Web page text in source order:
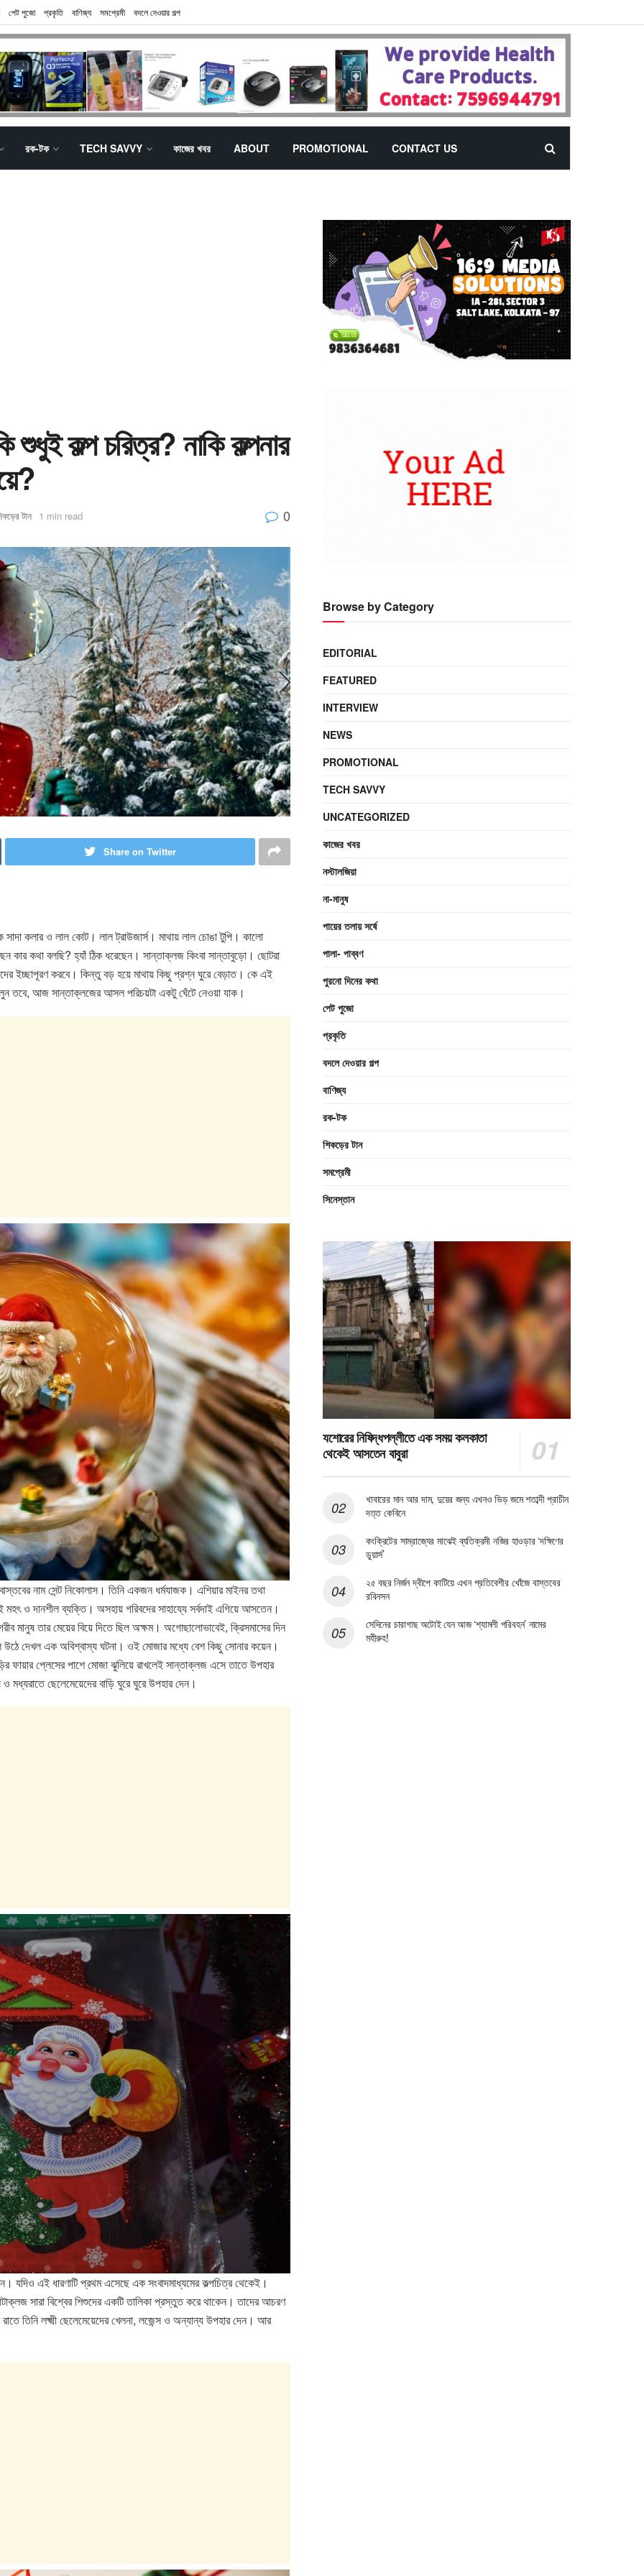
পেট পুজো প্রকৃতি বাণিজ্য সমপ্রেমী বদলে দেওয়ার গল্প
রক-টক TECH SAVVY কাজের খবর ABOUT PROMOTIONAL CONTACT US
শুধুই কল্প চরিত্র? নাকি কল্পনার
টান 1 min read 0
Share on Twitter
সাদা কলার ও লাল কোট। লাল ট্রাউজার্স। মাথায় লাল চোঙা টুপি। কালো
কার কথা বলছি? হ্যাঁ ঠিক ধরেছেন। সান্তাক্লজ কিংবা সান্তাবুড়ো। ছোটরা
ইচ্ছাপূরণ করবে। কিন্তু বড় হয়ে মাথায় কিছু প্রশ্ন ঘুরে বেড়াত। কে এই
তবে, আজ সান্তাক্লজের আসল পরিচয়টা একটু ঘেঁটে নেওয়া যাক।
নাম সেন্ট নিকোলাস। তিনি একজন ধর্মযাজক। এশিয়ার মাইনর তথা
মহৎ ও দানশীল ব্যক্তি। অসহায় গরিবদের সাহায্যে সর্বদাই এগিয়ে আসতেন।
মানুষ তার মেয়ের বিয়ে দিতে ছিল অক্ষম। অগোছালোভাবেই, ক্রিসমাসের দিন
উঠে দেখল এক অবিশ্বাস্য ঘটনা। ওই মোজার মধ্যে বেশ কিছু সোনার কয়েন।
ফায়ার প্লেসের পাশে মোজা ঝুলিয়ে রাখলেই সান্তাক্লজ এসে তাতে উপহার
মধ্যরাতে ছেলেমেয়েদের বাড়ি ঘুরে ঘুরে উপহার দেন।
যদিও এই ধারণাটি প্রথম এসেছে এক সংবাদমাধ্যমের কল্পচিত্র থেকেই।
সারা বিশ্বের শিশুদের একটি তালিকা প্রস্তুত করে থাকেন। তাদের আচরণ
তিনি লক্ষ্মী ছেলেমেয়েদের খেলনা, লজেন্স ও অন্যান্য উপহার দেন। আর
Browse by Category
EDITORIAL
FEATURED
INTERVIEW
NEWS
PROMOTIONAL
TECH SAVVY
UNCATEGORIZED
কাজের খবর
নস্টালজিয়া
না-মানুষ
পায়ের তলায় সর্ষে
পালা- পাব্বণ
পুরনো দিনের কথা
পেট পুজো
প্রকৃতি
বদলে দেওয়ার গল্প
বাণিজ্য
রক-টক
শিকড়ের টান
সমপ্রেমী
সিনেস্তান
যশোরের নিষিদ্ধপল্লীতে এক সময় কলকাতা
থেকেই আসতেন বাবুরা
খাবারের মান আর দাম, দুয়ের জন্য এখনও ভিড় জমে শতাব্দী প্রাচীন
দত্ত কেবিনে
কংক্রিটের সাম্রাজ্যের মাঝেই ব্যতিক্রমী নজির হাওড়ার ‘দক্ষিণের
ডুয়ার্স’
২৫ বছর নির্জন দ্বীপে কাটিয়ে এখন প্রতিবেশীর খোঁজে বাস্তবের
রবিনসন
সেদিনের চারাগাছ অটোই যেন আজ ‘শ্যামলী পরিবহন’ নামের
মহীরুহ!